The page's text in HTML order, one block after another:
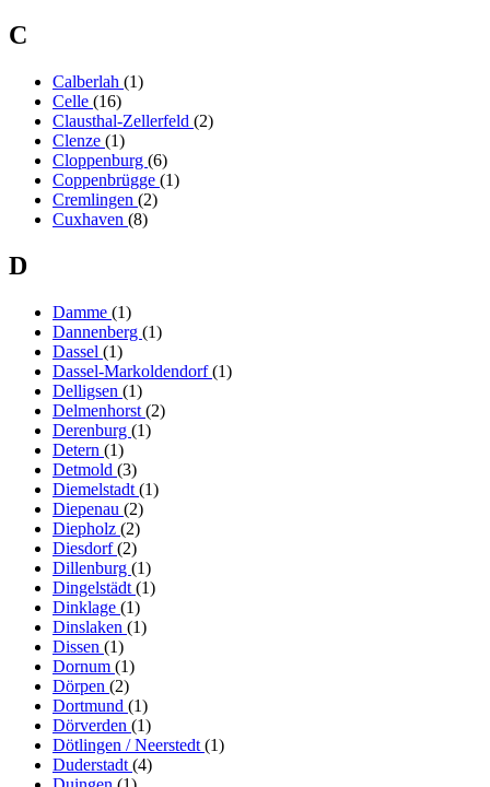
C
Calberlah (1)
Celle (16)
Clausthal-Zellerfeld (2)
Clenze (1)
Cloppenburg (6)
Coppenbrügge (1)
Cremlingen (2)
Cuxhaven (8)
D
Damme (1)
Dannenberg (1)
Dassel (1)
Dassel-Markoldendorf(1)
Delligsen (1)
Delmenhorst (2)
Derenburg (1)
Detern (1)
Detmold (3)
Diemelstadt (1)
Diepenau (2)
Diepholz (2)
Diesdorf(2)
Dillenburg (1)
Dingelstädt (1)
Dinklage (1)
Dinslaken (1)
Dissen (1)
Dornum (1)
Dörpen (2)
Dortmund (1)
Dörverden (1)
Dötlingen / Neerstedt (1)
Duderstadt (4)